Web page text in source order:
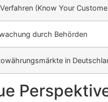
(Know Your
durch Behörden
in